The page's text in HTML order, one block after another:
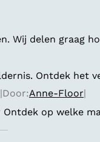
Wij delen graag
Ontdek het
op welke
|Door:Anne-Floor|